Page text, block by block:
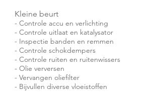
Kleine beurt
- Controle accu en verlichting
- Controle uitlaat en katalysator
- Inspectie banden en remmen
- Controle schokdempers
- Controle ruiten en ruitenwissers
- Olie verversen
- Vervangen oliefilter
- Bijvullen diverse vloeistoffen